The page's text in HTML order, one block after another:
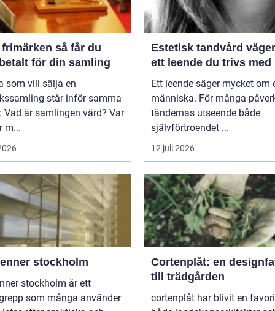
så får du
för din samling
som vill sälja en
står inför samma
Vad är samlingen värd? Var
m...
Estetisk tandvård vägen till
ett leende du trivs med
Ett leende säger mycket om
människa. För många
tändernas utseende både
självförtroendet ...
12 juli 2026
stockholm
stockholm är ett
som många använder
Cortenplåt: en
till trädgården
cortenplåt har blivit en